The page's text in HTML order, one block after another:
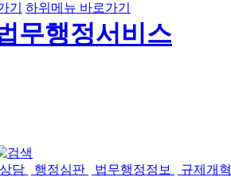
기 하위메뉴 바로가기
담 행정심판 법무행정정보 규제개혁